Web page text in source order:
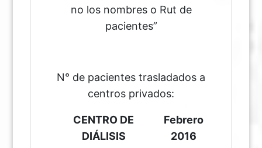
no los nombres o Rut de
pacientes”
N° de pacientes trasladados a
centros privados:
CENTRO DE
DIÁLISIS
Febrero
2016